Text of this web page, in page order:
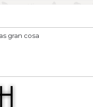
gran cosa